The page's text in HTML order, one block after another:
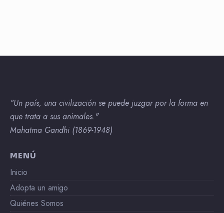
"Un país, una civilización se puede juzgar por la forma en
que trata a sus animales."
Mahatma Gandhi (1869-1948)
MENÚ
Inicio
Adopta un amigo
Quiénes Somos